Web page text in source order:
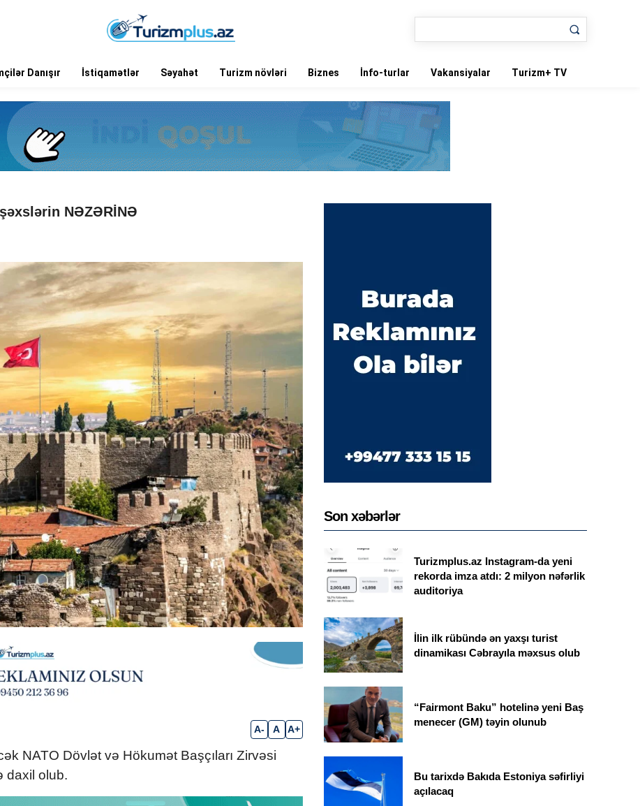
Danışır İstiqamətlər Səyahət Turizm növləri Biznes İnfo-turlar Vakansiyalar Turizm+ TV
NƏZƏRİNƏ
A- A A+
NATO Dövlət və Hökumət Başçıları Zirvəsi
daxil olub.
Son xəbərlər
Turizmplus.az Instagram-da yeni
rekorda imza atdı: 2 milyon nəfərlik
auditoriya
İlin ilk rübündə ən yaxşı turist
dinamikası Cəbrayıla məxsus olub
“Fairmont Baku” hotelinə yeni Baş
menecer (GM) təyin olunub
Bu tarixdə Bakıda Estoniya səfirliyi
açılacaq